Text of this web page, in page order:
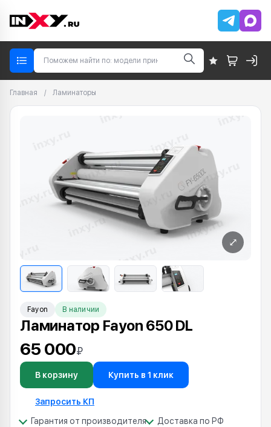
Главная / Ламинаторы
⤢
Fayon В наличии
Ламинатор Fayon 650 DL
65 000₽
В корзину Купить в 1 клик
Запросить КП
Гарантия от производителя
Доставка по РФ